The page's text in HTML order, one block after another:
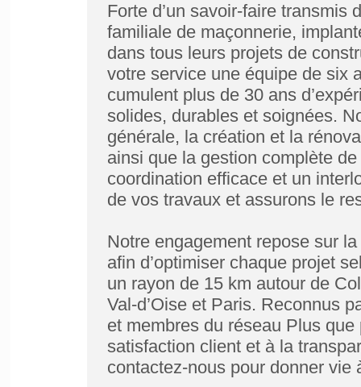
Forte d’un savoir-faire transmis
familiale de maçonnerie,
dans tous leurs projets de
votre service une équipe de six
cumulent plus de 30 ans
solides, durables et soignées.
générale, la création et la
ainsi que la gestion complète
coordination efficace et un
de vos travaux et assurons le
Notre engagement repose sur
afin d’optimiser chaque projet
un rayon de 15 km autour de
Val-d’Oise et Paris. Reconnus
et membres du réseau Plus
satisfaction client et à la
contactez-nous pour donner vie